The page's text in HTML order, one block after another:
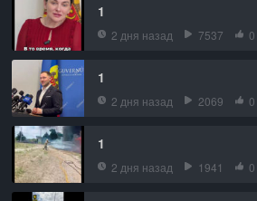
1
2 дня назад 7537 0
1
2 дня назад 2069 0
1
2 дня назад 1941 0